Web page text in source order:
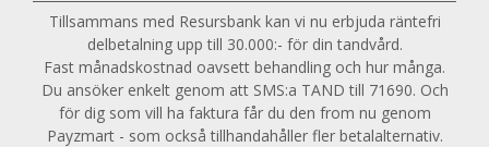
Tillsammans med Resursbank kan vi nu erbjuda räntefri
delbetalning upp till 30.000:- för din tandvård.
Fast månadskostnad oavsett behandling och hur många.
Du ansöker enkelt genom att SMS:a TAND till 71690. Och
för dig som vill ha faktura får du den from nu genom
Payzmart - som också tillhandahåller fler betalalternativ.